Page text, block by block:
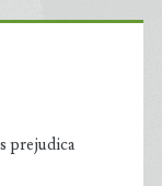
prejudica